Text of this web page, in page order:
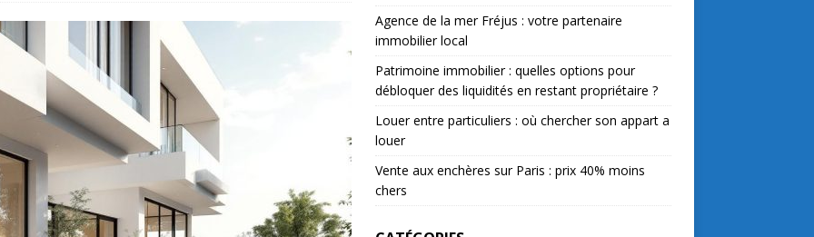
Agence de la mer Fréjus : votre partenaire
immobilier local
Patrimoine immobilier : quelles options pour
débloquer des liquidités en restant propriétaire ?
Louer entre particuliers : où chercher son appart a
louer
Vente aux enchères sur Paris : prix 40% moins
chers